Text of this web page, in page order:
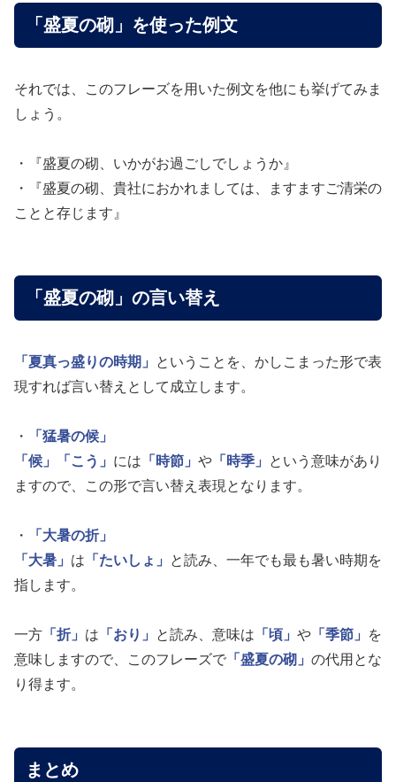
「盛夏の砌」を使った例文
それでは、このフレーズを用いた例文を他にも挙げてみま
しょう。
・『盛夏の砌、いかがお過ごしでしょうか』
・『盛夏の砌、貴社におかれましては、ますますご清栄の
ことと存じます』
「盛夏の砌」の言い替え
「夏真っ盛りの時期」
ということを、かしこまった形で表
現すれば言い替えとして成立します。
・
「猛暑の候」
「候」
「こう」 には 「時節」 や 「時季」
という意味があり
ますので、この形で言い替え表現となります。
・
「大暑の折」
「大暑」 は 「たいしょ」
と読み、一年でも最も暑い時期を
指します。
一方 「折」 は 「おり」 と読み、意味は 「頃」 や 「季節」
を
意味しますので、このフレーズで 「盛夏の砌」 の代用とな
り得ます。
まとめ